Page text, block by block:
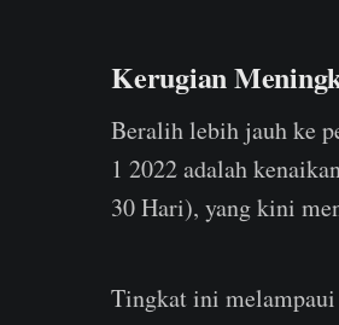
Kerugian
Beralih lebih jauh ke
1 2022 adalah
30 Hari), yang kini
Tingkat ini